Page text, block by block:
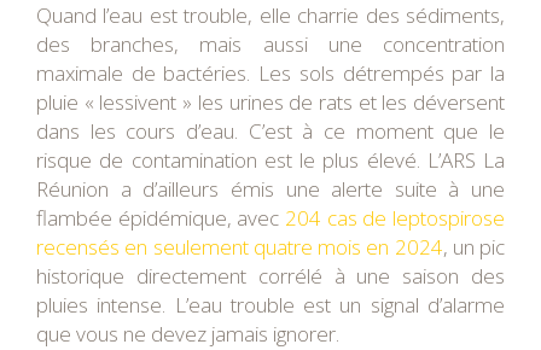
Quand l’eau est trouble, elle charrie des sédiments,
des branches, mais aussi une concentration
maximale de bactéries. Les sols détrempés par la
pluie « lessivent » les urines de rats et les déversent
dans les cours d’eau. C’est à ce moment que le
risque de contamination est le plus élevé. L’ARS La
Réunion a d’ailleurs émis une alerte suite à une
flambée épidémique, avec 204 cas de leptospirose
recensés en seulement quatre mois en 2024, un pic
historique directement corrélé à une saison des
pluies intense. L’eau trouble est un signal d’alarme
que vous ne devez jamais ignorer.